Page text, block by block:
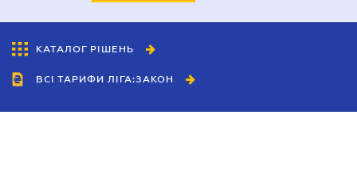
КАТАЛОГ РІШЕНЬ
ВСІ ТАРИФИ ЛІГА:ЗАКОН